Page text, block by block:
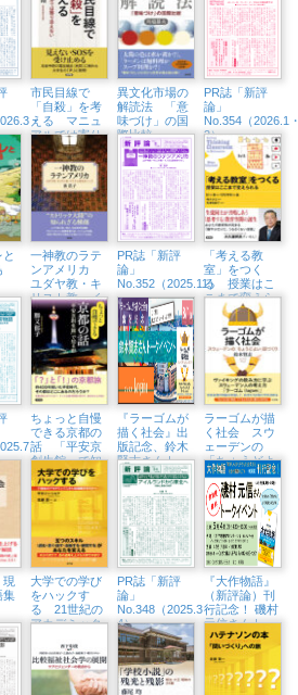
・
市民目線で
「自殺」を考
える マニュ
アルでは寄り
添えない
異文化市場の
解読法 「意
味づけ」の国
際比較
PR誌「新評
論」
No.354（2026.1・
2）
一神教のラテ
ンアメリカ
ユダヤ教・キ
リスト教・イ
スラム教をめ
ぐって
PR誌「新評
論」
No.352（2025.11）
「考える教
室」をつく
る 授業はこ
こまで変えら
れる
・
ちょっと自慢
できる京都の
話 「平安京
創生館」で知
る都
『ラーゴムが
描く社会』出
版記念、鈴木
賢志さんトー
クイベント開
催（横浜・ブ
ックス
Tangerina、
8/1㈮）
ラーゴムが描
く社会 スウ
ェーデンの
「ちょうどよ
い」国づくり
集
大学での学び
をハックす
る 21世紀の
アカデミック
中セミナー
PR誌「新評
論」
No.348（2025.3・
4）
『大作物語』
（新評論）刊
行記念！ 磯村
元信さんトー
クイベント
（5/4㈰、八王
子市学園都市
センター）